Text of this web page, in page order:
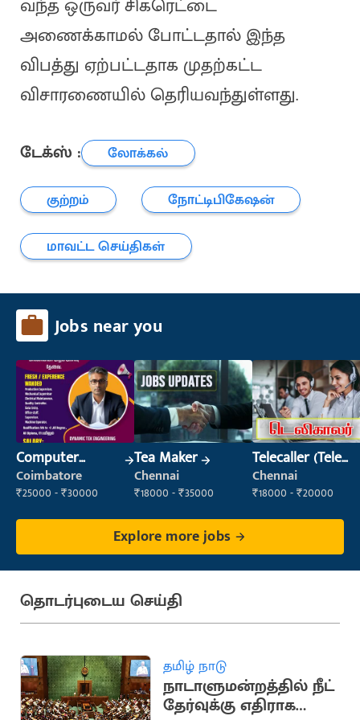
வந்த ஒருவர் சிகரெட்டை
அணைக்காமல் போட்டதால் இந்த
விபத்து ஏற்பட்டதாக முதற்கட்ட
விசாரணையில் தெரியவந்துள்ளது.
டேக்ஸ் :
லோக்கல்
குற்றம்
நோட்டிபிகேஷன்
மாவட்ட செய்திகள்
Jobs near you
Computer
Operator
Coimbatore
₹25000 - ₹30000
Tea Maker
Chennai
₹18000 - ₹35000
Telecaller (Tele
Sales)
Chennai
₹18000 - ₹20000
Explore more jobs
தொடர்புடைய செய்தி
தமிழ் நாடு
நாடாளுமன்றத்தில் நீட்
தேர்வுக்கு எதிராக